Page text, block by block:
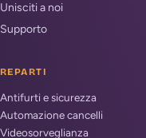
Unisciti a noi
Supporto
REPARTI
Antifurti e sicurezza
Automazione cancelli
Videosorveglianza